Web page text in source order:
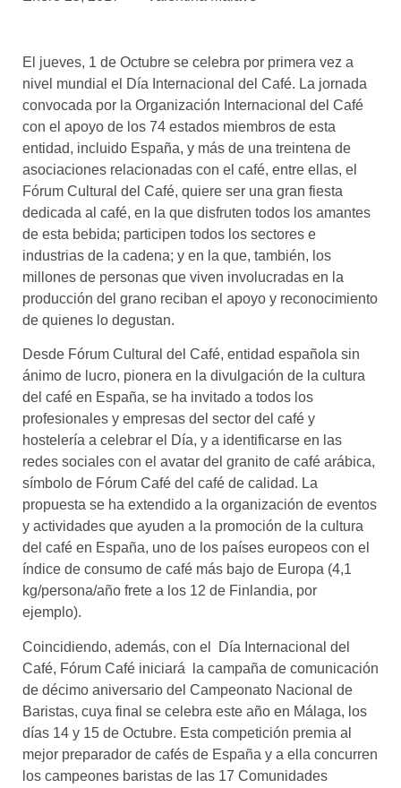
el café siempre tiene
algo nuevo que
enseñarnos
BOLSA DE TRABAJO
¡te imaginas vivir de tu pasión
por el café?
CONTACTO
¡queremos saber
de ti!
El jueves, 1 de Octubre se celebra por primera vez a
nivel mundial el Día Internacional del Café. La jornada
convocada por la Organización Internacional del Café
con el apoyo de los 74 estados miembros de esta
entidad, incluido España, y más de una treintena de
asociaciones relacionadas con el café, entre ellas, el
Fórum Cultural del Café, quiere ser una gran fiesta
dedicada al café, en la que disfruten todos los amantes
de esta bebida; participen todos los sectores e
industrias de la cadena; y en la que, también, los
millones de personas que viven involucradas en la
producción del grano reciban el apoyo y reconocimiento
de quienes lo degustan.
Desde Fórum Cultural del Café, entidad española sin
ánimo de lucro, pionera en la divulgación de la cultura
del café en España, se ha invitado a todos los
profesionales y empresas del sector del café y
hostelería a celebrar el Día, y a identificarse en las
redes sociales con el avatar del granito de café arábica,
símbolo de Fórum Café del café de calidad. La
propuesta se ha extendido a la organización de eventos
y actividades que ayuden a la promoción de la cultura
del café en España, uno de los países europeos con el
índice de consumo de café más bajo de Europa (4,1
kg/persona/año frete a los 12 de Finlandia, por
ejemplo).
Coincidiendo, además, con el Día Internacional del
Café, Fórum Café iniciará la campaña de comunicación
de décimo aniversario del Campeonato Nacional de
Baristas, cuya final se celebra este año en Málaga, los
días 14 y 15 de Octubre. Esta competición premia al
mejor preparador de cafés de España y a ella concurren
los campeones baristas de las 17 Comunidades